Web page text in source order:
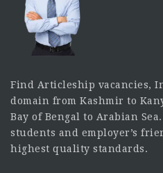
Find Articleship vacancies,
domain from Kashmir to
Bay of Bengal to Arabian
students and employer’s
highest quality standards.